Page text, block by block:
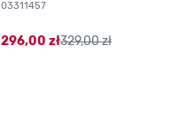
03311457
296,00 zł329,00 zł